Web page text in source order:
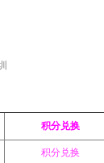
积分兑换
积分兑换